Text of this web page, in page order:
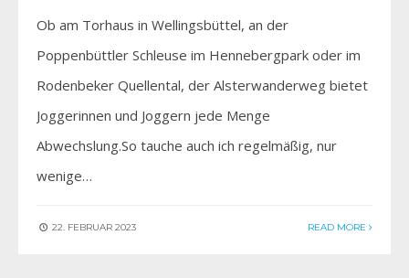
Ob am Torhaus in Wellingsbüttel, an der
Poppenbüttler Schleuse im Hennebergpark oder im
Rodenbeker Quellental, der Alsterwanderweg bietet
Joggerinnen und Joggern jede Menge
Abwechslung.So tauche auch ich regelmäßig, nur
wenige…
22. FEBRUAR 2023 READ MORE